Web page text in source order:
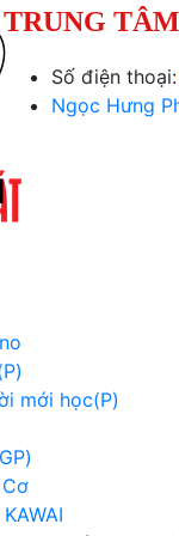
TRUNG
Số điện thoại:
Ngọc Hưng
mới học(P)